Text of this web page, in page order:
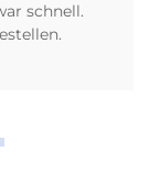
schnell.